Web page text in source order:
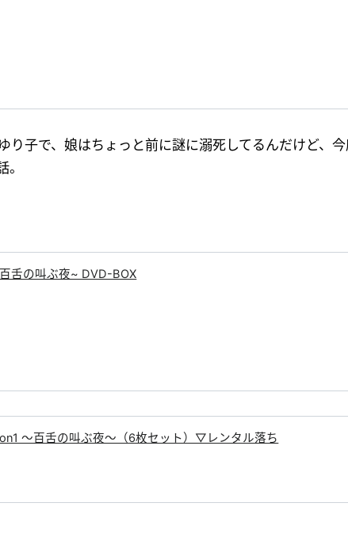
り子で、娘はちょっと前に謎に溺死してるんだけど、
舌の叫ぶ夜~ DVD-BOX
〜百舌の叫ぶ夜〜（6枚セット）▽レンタル落ち